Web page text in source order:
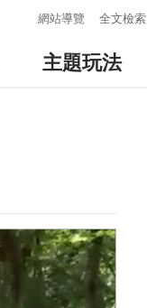
網站導覽 全文檢索
主題玩法